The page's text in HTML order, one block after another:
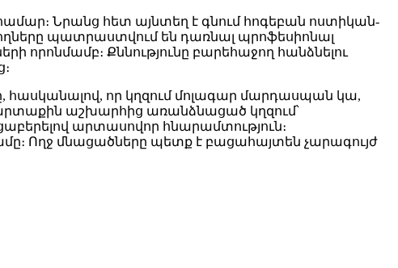
համար։ Նրանց հետ այնտեղ է գնում հոգեբան ոստիկան-
պատրաստվում են դառնալ պրոֆեսիոնալ
որոնմամբ։ Քննությունը բարեհաջող հանձնելու
հասկանալով, որ կղզում մոլագար մարդասպան կա,
արտաքին աշխարհից առանձնացած կղզում՝
արտասովոր հնարամտություն։
Ողջ մնացածները պետք է բացահայտեն չարագույժ